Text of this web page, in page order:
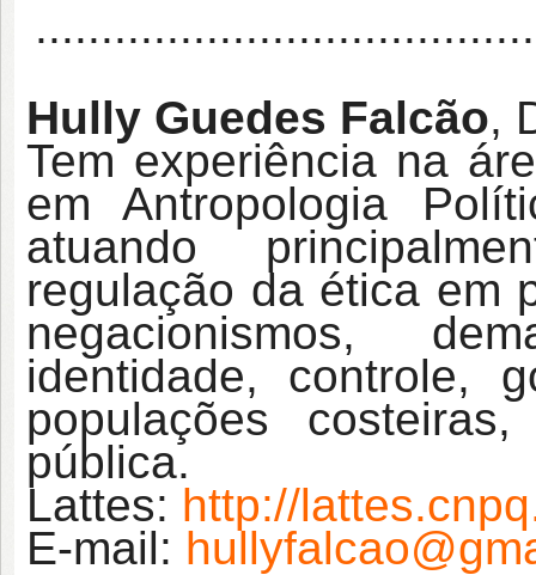
Hully Guedes Falcão,
Tem experiência na
em Antropologia
atuando
regulação da ética em
negacionismos,
identidade, controle,
populações
pública.
Lattes: http://
E-mail: